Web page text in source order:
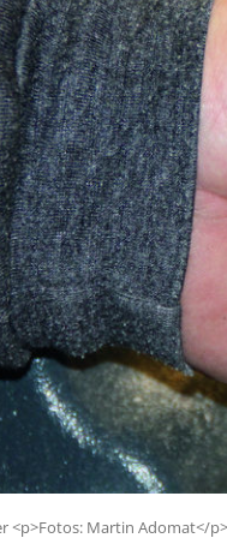
<p>Fotos: Martin Adomat</p>